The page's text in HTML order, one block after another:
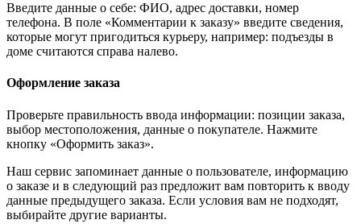
Введите данные о себе: ФИО, адрес доставки, номер
телефона. В поле «Комментарии к заказу» введите сведения,
которые могут пригодиться курьеру, например: подъезды в
доме считаются справа налево.
Оформление заказа
Проверьте правильность ввода информации: позиции заказа,
выбор местоположения, данные о покупателе. Нажмите
кнопку «Оформить заказ».
Наш сервис запоминает данные о пользователе, информацию
о заказе и в следующий раз предложит вам повторить к вводу
данные предыдущего заказа. Если условия вам не подходят,
выбирайте другие варианты.